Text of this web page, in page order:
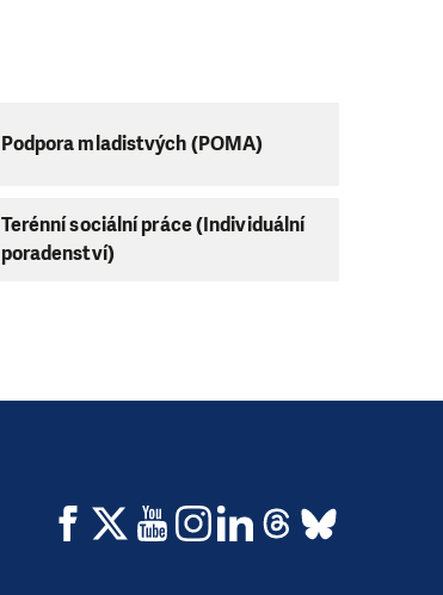
Podpora mladistvých (POMA)
Terénní sociální práce (Individuální
poradenství)